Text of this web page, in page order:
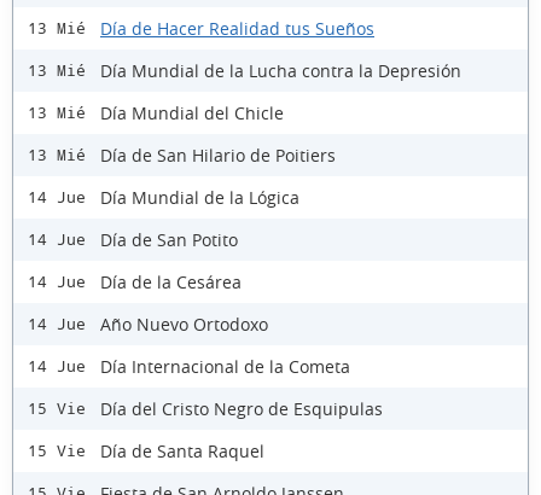
13 Mié Día de Hacer Realidad tus Sueños
13 Mié Día Mundial de la Lucha contra la Depresión
13 Mié Día Mundial del Chicle
13 Mié Día de San Hilario de Poitiers
14 Jue Día Mundial de la Lógica
14 Jue Día de San Potito
14 Jue Día de la Cesárea
14 Jue Año Nuevo Ortodoxo
14 Jue Día Internacional de la Cometa
15 Vie Día del Cristo Negro de Esquipulas
15 Vie Día de Santa Raquel